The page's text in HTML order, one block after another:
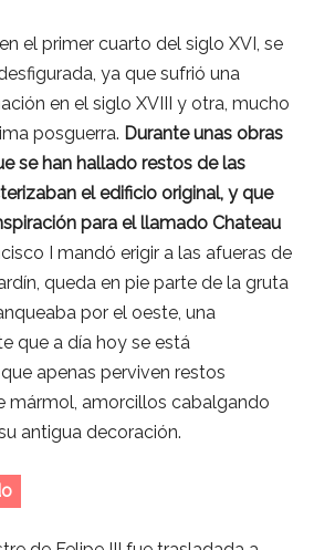
el primer cuarto del siglo XVI, se
ya que sufrió una
en el siglo XVIII y otra, mucho
posguerra. Durante unas obras
se han hallado restos de las
el edificio original, y que
para el llamado Chateau
I mandó erigir a las afueras de
queda en pie parte de la gruta
por el oeste, una
que a día hoy se está
apenas perviven restos
mármol, amorcillos cabalgando
antigua decoración.